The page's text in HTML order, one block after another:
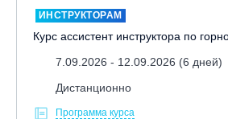
ИНСТРУКТОРАМ
Курс ассистент инструктора по
7.09.2026 - 12.09.2026 (6 дней)
Дистанционно
Программа курса